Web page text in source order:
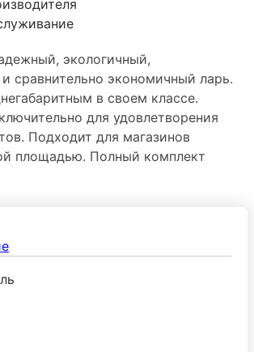
экологичный,
сравнительно экономичный ларь.
в своем классе.
для удовлетворения
Подходит для магазинов
площадью. Полный комплект